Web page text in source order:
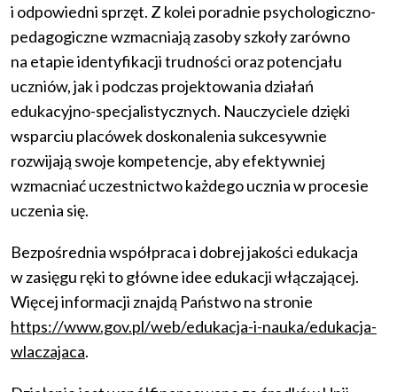
i odpowiedni sprzęt. Z kolei poradnie psychologiczno-
pedagogiczne wzmacniają zasoby szkoły zarówno
na etapie identyfikacji trudności oraz potencjału
uczniów, jak i podczas projektowania działań
edukacyjno-specjalistycznych. Nauczyciele dzięki
wsparciu placówek doskonalenia sukcesywnie
rozwijają swoje kompetencje, aby efektywniej
wzmacniać uczestnictwo każdego ucznia w procesie
uczenia się.
Bezpośrednia współpraca i dobrej jakości edukacja
w zasięgu ręki to główne idee edukacji włączającej.
Więcej informacji znajdą Państwo na stronie
https://www.gov.pl/web/edukacja-i-nauka/edukacja-
wlaczajaca.